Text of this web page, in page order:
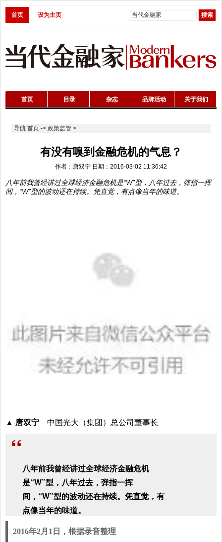
首页 设为主页
首页 目录 杂志 品牌活动 关于我们
导航 首页-> 政策监管>
有没有嗅到金融危机的气息？
作者：唐双宁 日期：2016-03-02 11:36:42
八年前我曾经讲过全球经济金融危机是“W”型，八年过去，弹指一挥
间，“W”型的波动还在持续。凭直觉，有点像当年的味道。
▲ 唐双宁 中国光大（集团）总公司董事长
“
八年前我曾经讲过全球经济金融危机
是“W”型，八年过去，弹指一挥
间，“W”型的波动还在持续。凭直觉，有
点像当年的味道。
2016年2月1日，根据录音整理